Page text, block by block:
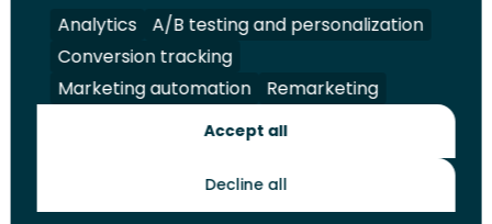
Volg
ons
op
LinkedIn
Volg
ons
op
Facebook
Volg
ons
op
YouTube
Volg
ons
op
Instagram
Juridisch Security A-Z Index
Contact
Toekomstmakers
Analytics
A/B testing and personalization
Conversion tracking
Marketing automation
Remarketing
Accept all
Decline all